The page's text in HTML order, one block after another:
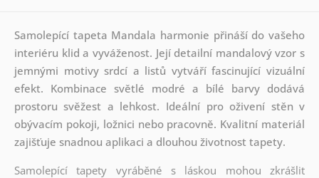
Samolepící tapeta Mandala harmonie přináší do vašeho
interiéru klid a vyváženost. Její detailní mandalový vzor s
jemnými motivy srdcí a listů vytváří fascinující vizuální
efekt. Kombinace světlé modré a bílé barvy dodává
prostoru svěžest a lehkost. Ideální pro oživení stěn v
obývacím pokoji, ložnici nebo pracovně. Kvalitní materiál
zajišťuje snadnou aplikaci a dlouhou životnost tapety.
Samolepící tapety vyráběné s láskou mohou zkrášlit